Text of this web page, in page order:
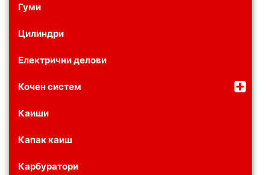
Гуми
Цилиндри
Електрични делови
Кочен систем
Каиши
Капак каиш
Карбуратори